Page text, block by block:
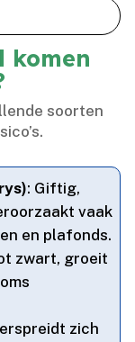
komen
soorten
: Giftig,
vaak
en plafonds.​
zwart, groeit
zich